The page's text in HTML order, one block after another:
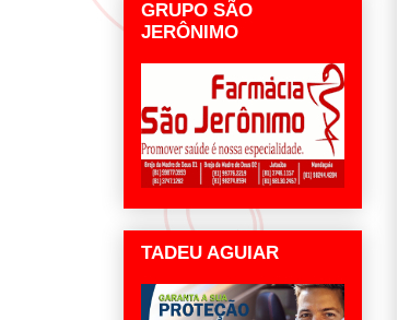
GRUPO SÃO
JERÔNIMO
TADEU AGUIAR